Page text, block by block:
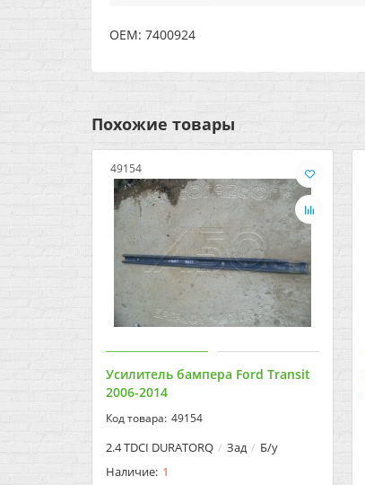
OEM: 7400924
Похожие товары
49154
Усилитель бампера Ford Transit
2006-2014
49154
2.4 TDCI DURATORQ Зад Б/у
1